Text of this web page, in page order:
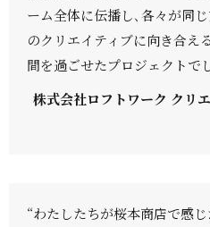
ーム全体に伝播し､各々が同
のクリエイティブに向き合え
間を過ごせたプロジェクトで
株式会社ロフトワーク クリ
“わたしたちが桜本商店で感